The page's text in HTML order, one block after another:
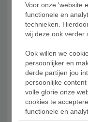
Voor onze 'website
functionele en
technieken.
wij deze ook verder
Ook willen we
persoonlijker en
derde partijen jou
persoonlijke
volle glorie onze
cookies te
functionele en